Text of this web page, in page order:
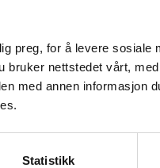
preg, for å levere sosiale
nettstedet vårt,
med annen informasjon
Statistikk
vedlikeholdte
beskyttelse mot
kulturer. Med godt